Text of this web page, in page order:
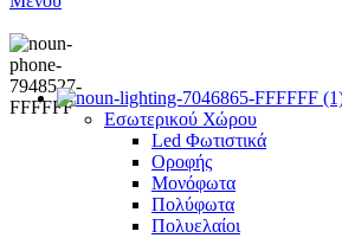
Εσωτερικού Χώρου
Led Φωτιστικά
Οροφής
Μονόφωτα
Πολύφωτα
Πολυελαίοι